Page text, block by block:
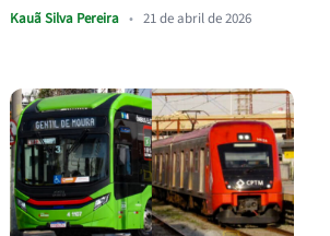
Kauã Silva Pereira • 21 de abril de 2026